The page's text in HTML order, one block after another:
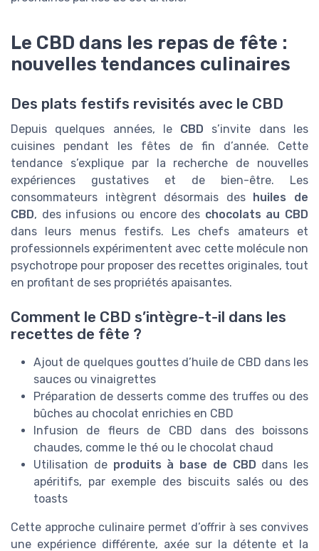
Le CBD dans les repas de fête :
nouvelles tendances culinaires
Des plats festifs revisités avec le CBD
Depuis quelques années, le CBD s’invite dans les
cuisines pendant les fêtes de fin d’année. Cette
tendance s’explique par la recherche de nouvelles
expériences gustatives et de bien-être. Les
consommateurs intègrent désormais des huiles de
CBD, des infusions ou encore des chocolats au CBD
dans leurs menus festifs. Les chefs amateurs et
professionnels expérimentent avec cette molécule non
psychotrope pour proposer des recettes originales, tout
en profitant de ses propriétés apaisantes.
Comment le CBD s’intègre-t-il dans les
recettes de fête ?
Ajout de quelques gouttes d’huile de CBD dans les
sauces ou vinaigrettes
Préparation de desserts comme des truffes ou des
bûches au chocolat enrichies en CBD
Infusion de fleurs de CBD dans des boissons
chaudes, comme le thé ou le chocolat chaud
Utilisation de produits à base de CBD dans les
apéritifs, par exemple des biscuits salés ou des
toasts
Cette approche culinaire permet d’offrir à ses convives
une expérience différente, axée sur la détente et la